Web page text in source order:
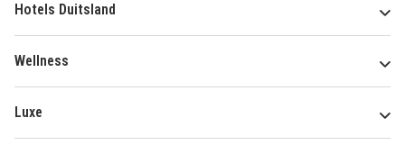
Hotels Duitsland
Wellness
Luxe